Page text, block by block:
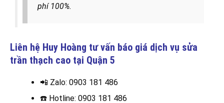
phí 100%.
Liên hệ Huy Hoàng tư vấn báo giá dịch vụ sửa
trần thạch cao tại Quận 5
📲 Zalo: 0903 181 486
☎️ Hotline: 0903 181 486